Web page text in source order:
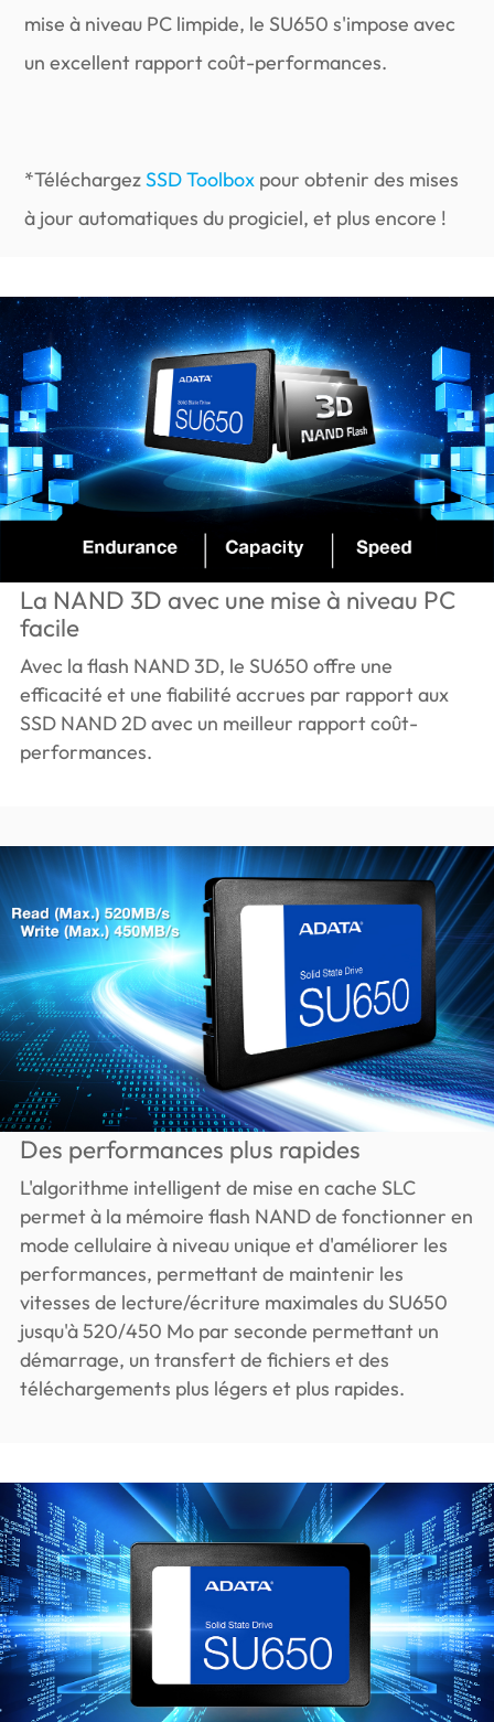
mise à niveau PC limpide, le SU650 s'impose avec
un excellent rapport coût-performances.
*TéléchargezSSD Toolbox pour obtenir des mises
à jour automatiques du progiciel, et plus encore !
La NAND 3D avec une mise à niveau PC
facile
Avec la flash NAND 3D, le SU650 offre une
efficacité et une fiabilité accrues par rapport aux
SSD NAND 2D avec un meilleur rapport coût-
performances.
Des performances plus rapides
L'algorithme intelligent de mise en cache SLC
permet à la mémoire flash NAND de fonctionner en
mode cellulaire à niveau unique et d'améliorer les
performances, permettant de maintenir les
vitesses de lecture/écriture maximales du SU650
jusqu'à 520/450 Mo par seconde permettant un
démarrage, un transfert de fichiers et des
téléchargements plus légers et plus rapides.